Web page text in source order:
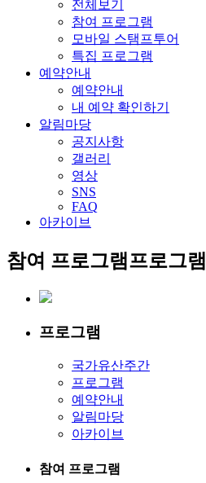
전체보기
참여 프로그램
모바일 스탬프투어
특집 프로그램
예약안내
예약안내
내 예약 확인하기
알림마당
공지사항
갤러리
영상
SNS
FAQ
아카이브
참여 프로그램프로그램
프로그램
국가유산주간
프로그램
예약안내
알림마당
아카이브
참여 프로그램